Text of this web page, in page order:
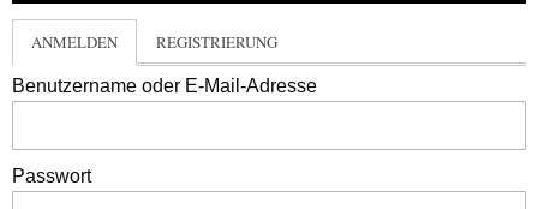
ANMELDEN REGISTRIERUNG
Benutzername oder E-Mail-Adresse
Passwort